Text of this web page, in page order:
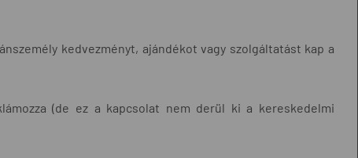
kedvezményt, ajándékot vagy szolgáltatást kap a
(de ez a kapcsolat nem derül ki a kereskedelmi